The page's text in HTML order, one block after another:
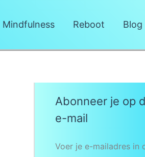
Mindfulness Reboot Blog
Abonneer je op
e-mail
Voer je e-mailadres in